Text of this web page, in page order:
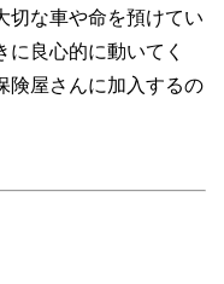
切な車や命を預けてい
良心的に動いてく
険屋さんに加入するの